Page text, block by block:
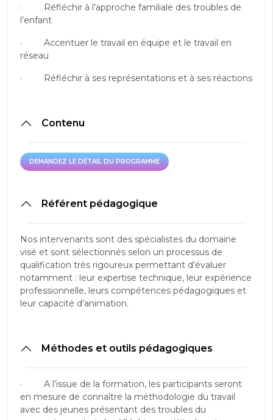
· Réfléchir à l’approche familiale des troubles de
l’enfant
· Accentuer le travail en équipe et le travail en
réseau
· Réfléchir à ses représentations et à ses réactions
Contenu
DEMANDEZ LE DÉTAIL DU PROGRAMME
DEMANDEZ LE DÉTAIL DU PROGRAMME
Référent pédagogique
Nos intervenants sont des spécialistes du domaine
visé et sont sélectionnés selon un processus de
qualification très rigoureux permettant d’évaluer
notamment : leur expertise technique, leur expérience
professionnelle, leurs compétences pédagogiques et
leur capacité d’animation.
Méthodes et outils pédagogiques
· A l’issue de la formation, les participants seront
en mesure de connaître la méthodologie du travail
avec des jeunes présentant des troubles du